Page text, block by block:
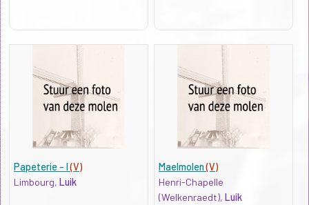
Papeterie - I(V)
Limbourg, Luik
Maelmolen(V)
Henri-Chapelle
(Welkenraedt),Luik